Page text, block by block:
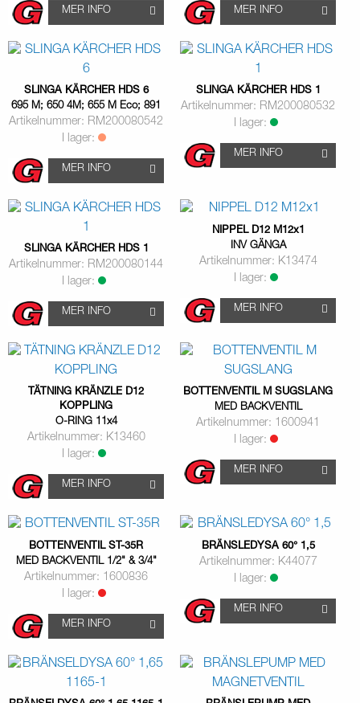
MER INFO MER INFO
SLINGA KÄRCHER HDS 6
695 M; 650 4M; 655 M Eco; 891
Artikelnummer: RM200080542
I lager:
MER INFO
SLINGA KÄRCHER HDS 1
Artikelnummer: RM200080532
I lager:
MER INFO
SLINGA KÄRCHER HDS 1
Artikelnummer: RM200080144
I lager:
MER INFO
NIPPEL D12 M12x1
INV GÄNGA
Artikelnummer: K13474
I lager:
MER INFO
TÄTNING KRÄNZLE D12
KOPPLING
O-RING 11x4
Artikelnummer: K13460
I lager:
MER INFO
BOTTENVENTIL M SUGSLANG
MED BACKVENTIL
Artikelnummer: 1600941
I lager:
MER INFO
BOTTENVENTIL ST-35R
MED BACKVENTIL 1/2" & 3/4"
Artikelnummer: 1600836
I lager:
MER INFO
BRÄNSLEDYSA 60° 1,5
Artikelnummer: K44077
I lager:
MER INFO